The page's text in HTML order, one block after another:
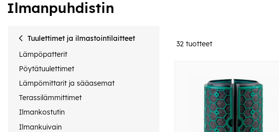
Ilmanpuhdistin
Tuulettimet ja ilmastointilaitteet
Lämpöpatterit
Pöytätuulettimet
Lämpömittarit ja sääasemat
Terassilämmittimet
Ilmankostutin
Ilmankuivain
32 tuotteet